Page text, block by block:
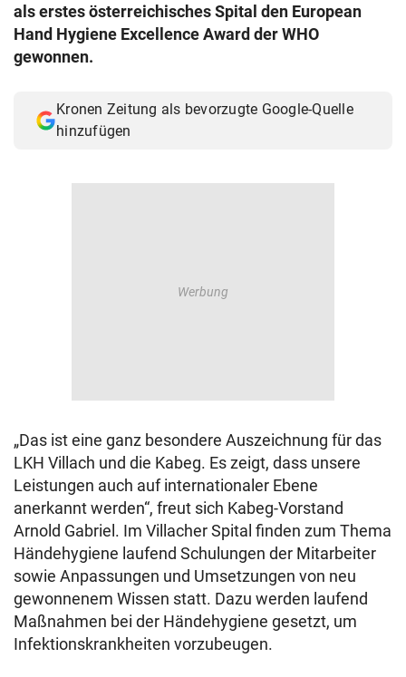
© Krone Multimedia GmbH & Co KG 2026
Muthgasse 2, 1190 Wien
als erstes österreichisches Spital den European
Hand Hygiene Excellence Award der WHO
gewonnen.
Kronen Zeitung als bevorzugte Google-Quelle
hinzufügen
„Das ist eine ganz besondere Auszeichnung für das
LKH Villach und die Kabeg. Es zeigt, dass unsere
Leistungen auch auf internationaler Ebene
anerkannt werden“, freut sich Kabeg-Vorstand
Arnold Gabriel. Im Villacher Spital finden zum Thema
Händehygiene laufend Schulungen der Mitarbeiter
sowie Anpassungen und Umsetzungen von neu
gewonnenem Wissen statt. Dazu werden laufend
Maßnahmen bei der Händehygiene gesetzt, um
Infektionskrankheiten vorzubeugen.